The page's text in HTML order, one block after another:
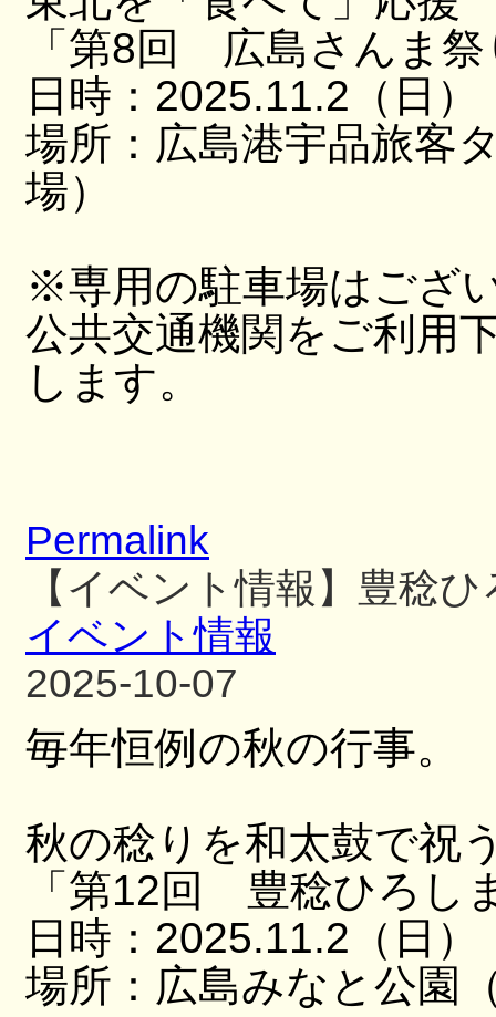
「第8回 広島さんま祭
日時：2025.11.2（日
場所：広島港宇品旅客
場）
※専用の駐車場はござ
公共交通機関をご利用
します。
Permalink
【イベント情報】豊稔
イベント情報
2025-10-07
毎年恒例の秋の行事。
秋の稔りを和太鼓で祝
「第12回 豊稔ひろし
日時：2025.11.2（日
場所：広島みなと公園